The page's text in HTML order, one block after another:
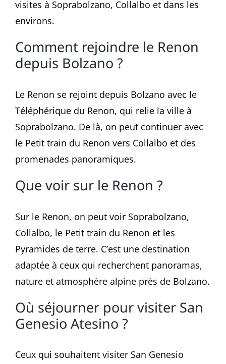
visites à Soprabolzano, Collalbo et dans les
environs.
Comment rejoindre le Renon
depuis Bolzano ?
Le Renon se rejoint depuis Bolzano avec le
Téléphérique du Renon, qui relie la ville à
Soprabolzano. De là, on peut continuer avec
le Petit train du Renon vers Collalbo et des
promenades panoramiques.
Que voir sur le Renon ?
Sur le Renon, on peut voir Soprabolzano,
Collalbo, le Petit train du Renon et les
Pyramides de terre. C’est une destination
adaptée à ceux qui recherchent panoramas,
nature et atmosphère alpine près de Bolzano.
Où séjourner pour visiter San
Genesio Atesino ?
Ceux qui souhaitent visiter San Genesio